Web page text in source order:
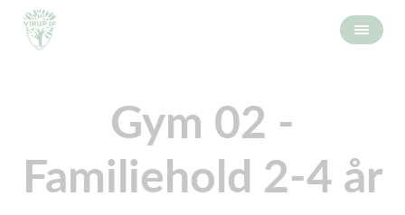
Gym 02 -
Familiehold 2-4 år